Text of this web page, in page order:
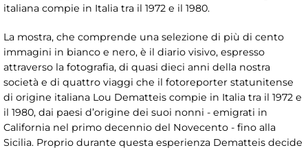
italiana compie in Italia tra il 1972 e il 1980.
La mostra, che comprende una selezione di più di cento
immagini in bianco e nero, è il diario visivo, espresso
attraverso la fotografia, di quasi dieci anni della nostra
società e di quattro viaggi che il fotoreporter statunitense
di origine italiana Lou Dematteis compie in Italia tra il 1972 e
il 1980, dai paesi d’origine dei suoi nonni - emigrati in
California nel primo decennio del Novecento - fino alla
Sicilia. Proprio durante questa esperienza Dematteis decide